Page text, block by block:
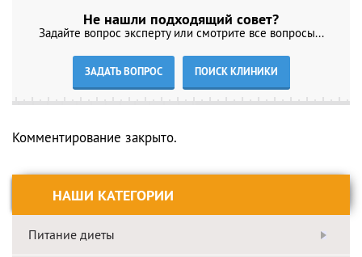
НАШИ КАТЕГОРИИ
Питание диеты
Не нашли подходящий совет?
Задайте вопрос эксперту или смотрите все вопросы...
ЗАДАТЬ ВОПРОС ПОИСК КЛИНИКИ
Комментирование закрыто.